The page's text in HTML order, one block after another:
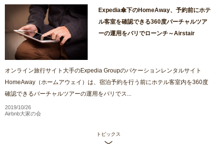
Expedia傘下のHomeAway、予約前にホテ
ル客室を確認できる360度バーチャルツア
ーの運用をバリでローンチ～Airstair
オンライン旅行サイト大手のExpedia Groupのバケーションレンタルサイト
HomeAway（ホームアウェイ）は、宿泊予約を行う前にホテル客室内を360度
確認できるバーチャルツアーの運用をバリでス...
2019/10/26
Airbnb大家の会
トピックス